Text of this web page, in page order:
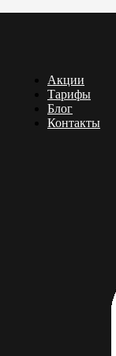
Акции
Тарифы
Блог
Контакты